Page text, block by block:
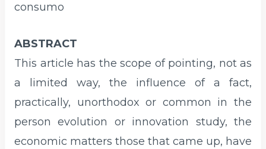
consumo
ABSTRACT
This article has the scope of pointing, not as
a limited way, the influence of a fact,
practically, unorthodox or common in the
person evolution or innovation study, the
economic matters those that came up, have